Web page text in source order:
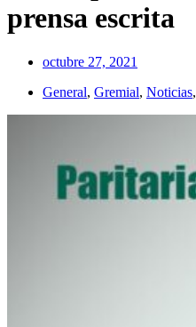
prensa escrita
octubre 27, 2021
General, Gremial, Noticias,